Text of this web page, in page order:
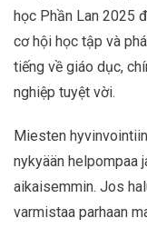
học Phần Lan 2025
cơ hội học tập và
tiếng về giáo dục,
nghiệp tuyệt vời.
Miesten
nykyään helpompaa
aikaisemmin. Jos
varmistaa parhaan